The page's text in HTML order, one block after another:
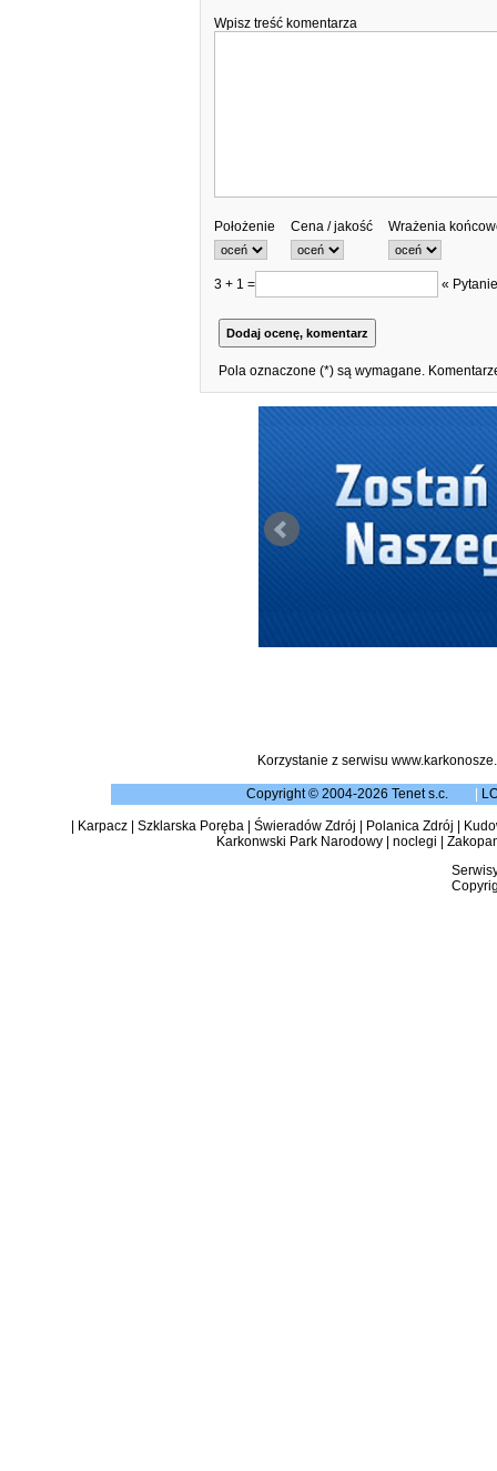
Wpisz treść komentarza
Położenie Cena / jakość Wrażenia
3 + 1 = «
Pola oznaczone (*) są wymagane.
Korzystanie z serwisu
Copyright © 2004-2026 Tenet s.c.
Karpacz| Szklarska Poręba| Świeradów Zdrój Polanica Zdrój
Karkonwski Park Narodowy| noclegi